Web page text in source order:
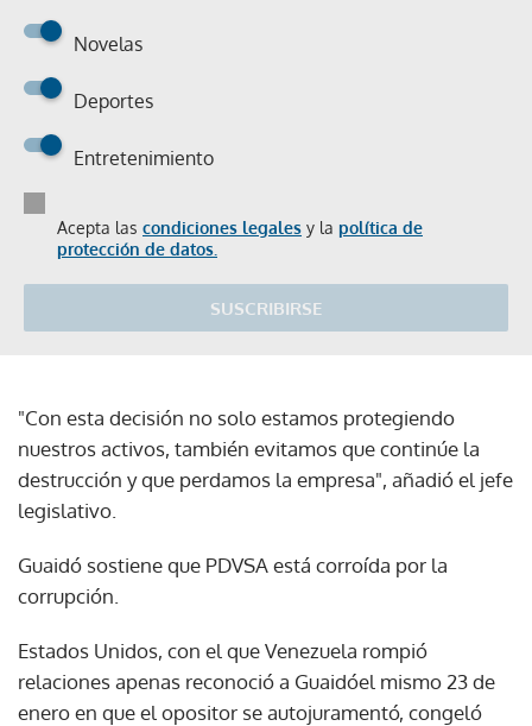
Novelas
Deportes
Entretenimiento
Acepta las condiciones legales y la política de
protección de datos.
SUSCRIBIRSE
"Con esta decisión no solo estamos protegiendo
nuestros activos, también evitamos que continúe la
destrucción y que perdamos la empresa", añadió el jefe
legislativo.
Guaidó sostiene que PDVSA está corroída por la
corrupción.
Estados Unidos, con el que Venezuela rompió
relaciones apenas reconoció a Guaidóel mismo 23 de
enero en que el opositor se autojuramentó, congeló